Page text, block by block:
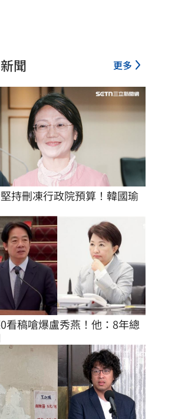
聞 更多
持刪凍行政院預算！韓國瑜
看稿嗆爆盧秀燕！他：8年總